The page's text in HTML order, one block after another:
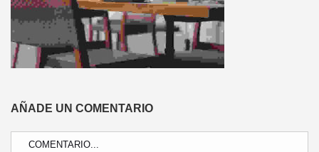
AÑADE UN COMENTARIO